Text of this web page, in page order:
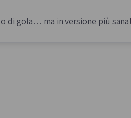
di gola… ma in versione più sana!